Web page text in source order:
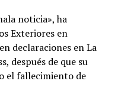
noticia», ha
Exteriores en
declaraciones en La
después de que su
el fallecimiento de